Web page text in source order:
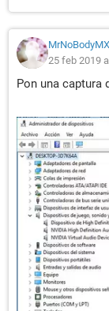
MrNoBodyMX
25 feb 2019
Pon una captura